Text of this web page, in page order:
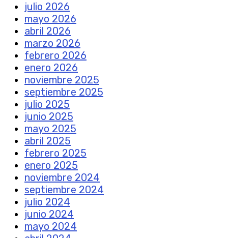
julio 2026
mayo 2026
abril 2026
marzo 2026
febrero 2026
enero 2026
noviembre 2025
septiembre 2025
julio 2025
junio 2025
mayo 2025
abril 2025
febrero 2025
enero 2025
noviembre 2024
septiembre 2024
julio 2024
junio 2024
mayo 2024